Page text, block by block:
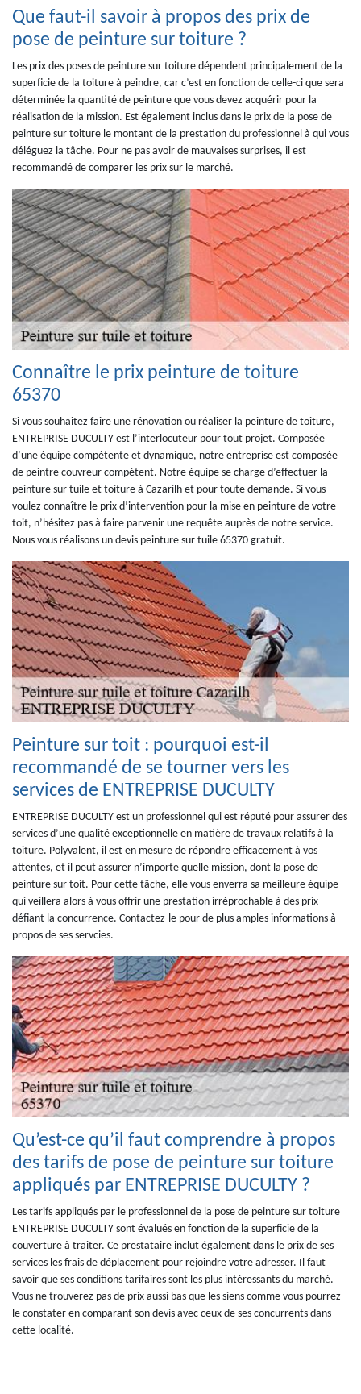
Que faut-il savoir à propos des prix de
pose de peinture sur toiture ?
Les prix des poses de peinture sur toiture dépendent principalement de la
superficie de la toiture à peindre, car c’est en fonction de celle-ci que sera
déterminée la quantité de peinture que vous devez acquérir pour la
réalisation de la mission. Est également inclus dans le prix de la pose de
peinture sur toiture le montant de la prestation du professionnel à qui vous
déléguez la tâche. Pour ne pas avoir de mauvaises surprises, il est
recommandé de comparer les prix sur le marché.
Connaître le prix peinture de toiture
65370
Si vous souhaitez faire une rénovation ou réaliser la peinture de toiture,
ENTREPRISE DUCULTY est l’interlocuteur pour tout projet. Composée
d’une équipe compétente et dynamique, notre entreprise est composée
de peintre couvreur compétent. Notre équipe se charge d’effectuer la
peinture sur tuile et toiture à Cazarilh et pour toute demande. Si vous
voulez connaître le prix d’intervention pour la mise en peinture de votre
toit, n’hésitez pas à faire parvenir une requête auprès de notre service.
Nous vous réalisons un devis peinture sur tuile 65370 gratuit.
Peinture sur toit : pourquoi est-il
recommandé de se tourner vers les
services de ENTREPRISE DUCULTY
ENTREPRISE DUCULTY est un professionnel qui est réputé pour assurer des
services d’une qualité exceptionnelle en matière de travaux relatifs à la
toiture. Polyvalent, il est en mesure de répondre efficacement à vos
attentes, et il peut assurer n’importe quelle mission, dont la pose de
peinture sur toit. Pour cette tâche, elle vous enverra sa meilleure équipe
qui veillera alors à vous offrir une prestation irréprochable à des prix
défiant la concurrence. Contactez-le pour de plus amples informations à
propos de ses servcies.
Qu’est-ce qu’il faut comprendre à propos
des tarifs de pose de peinture sur toiture
appliqués par ENTREPRISE DUCULTY ?
Les tarifs appliqués par le professionnel de la pose de peinture sur toiture
ENTREPRISE DUCULTY sont évalués en fonction de la superficie de la
couverture à traiter. Ce prestataire inclut également dans le prix de ses
services les frais de déplacement pour rejoindre votre adresser. Il faut
savoir que ses conditions tarifaires sont les plus intéressants du marché.
Vous ne trouverez pas de prix aussi bas que les siens comme vous pourrez
le constater en comparant son devis avec ceux de ses concurrents dans
cette localité.